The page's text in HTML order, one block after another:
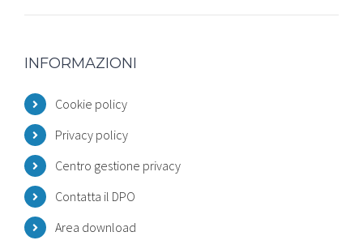
INFORMAZIONI
Cookie policy
Privacy policy
Centro gestione privacy
Contatta il DPO
Area download